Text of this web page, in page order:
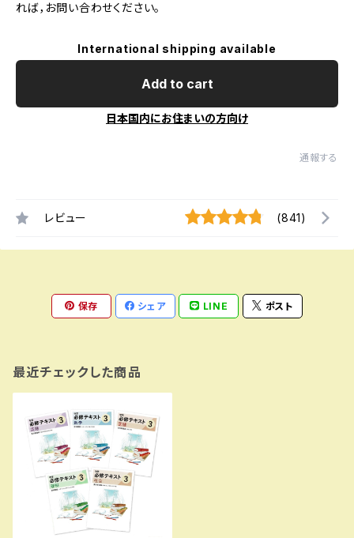
れば，お問い合わせください。
International shipping available
Add to cart
日本国内にお住まいの方向け
通報する
レビュー (841)
保存 シェア LINE ポスト
最近チェックした商品